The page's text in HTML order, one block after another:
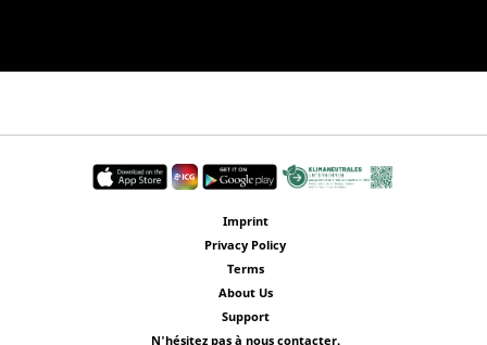
Imprint
Privacy Policy
Terms
About Us
Support
N'hésitez pas à nous contacter.